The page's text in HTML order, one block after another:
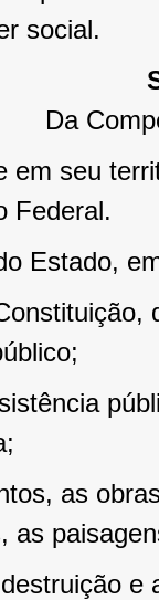
social.
Da
em seu
Federal.
Estado,
as
as
e